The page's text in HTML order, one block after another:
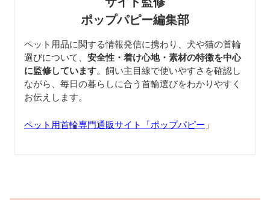
ポップパピー編集部
ペット用品に関する情報発信に携わり、犬や猫の首輪
選びについて、 安全性・着け心地・素材の特徴を中心
に監修しています。飼い主目線で使いやすさを確認し
ながら、毎日の暮らしに合う首輪選びをわかりやすく
お伝えします。
ペット用首輪専門通販サイト「ポップパピー 」